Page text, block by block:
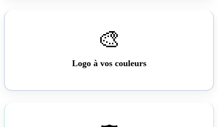
🎨
Logo à vos couleurs